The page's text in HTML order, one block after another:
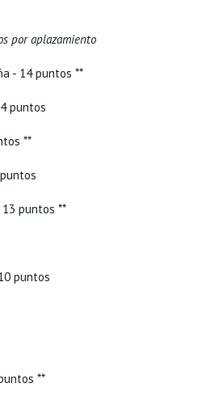
por aplazamiento
- 14 puntos **
puntos
**
puntos **
puntos
**